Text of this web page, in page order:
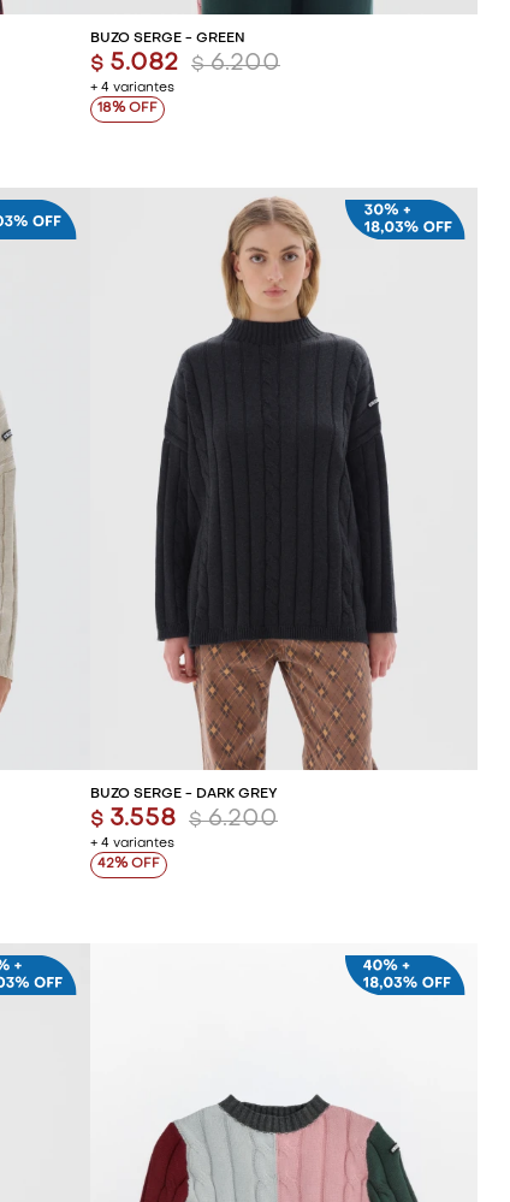
BUZO SERGE - GREEN
+ 4 variantes
$ 5.082 $ 6.200
18
AGREGAR AL CARRITO
BUZO SERGE - DARK GREY
+ 4 variantes
$ 3.558 $ 6.200
42